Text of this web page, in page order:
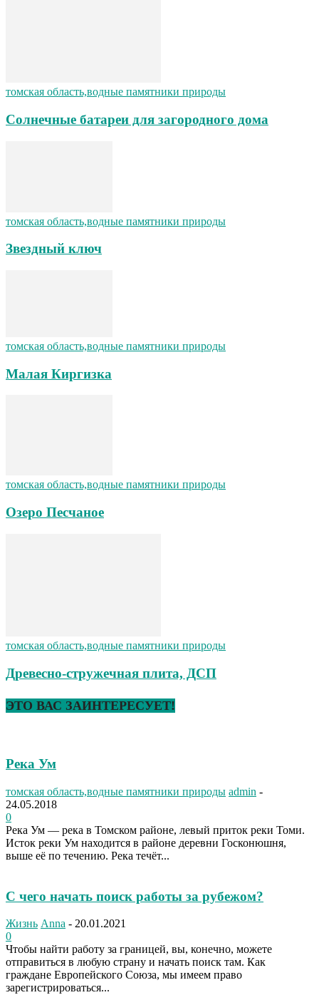
томская область,водные памятники природы
Солнечные батареи для загородного дома
томская область,водные памятники природы
Звездный ключ
томская область,водные памятники природы
Малая Киргизка
томская область,водные памятники природы
Озеро Песчаное
томская область,водные памятники природы
Древесно-стружечная плита, ДСП
ЭТО ВАС ЗАИНТЕРЕСУЕТ!
Река Ум
томская область,водные памятники природы admin -
24.05.2018
0
Река Ум — река в Томском районе, левый приток реки Томи.
Исток реки Ум находится в районе деревни Госконюшня,
выше её по течению. Река течёт...
С чего начать поиск работы за рубежом?
Жизнь Anna - 20.01.2021
0
Чтобы найти работу за границей, вы, конечно, можете
отправиться в любую страну и начать поиск там. Как
граждане Европейского Союза, мы имеем право
зарегистрироваться...